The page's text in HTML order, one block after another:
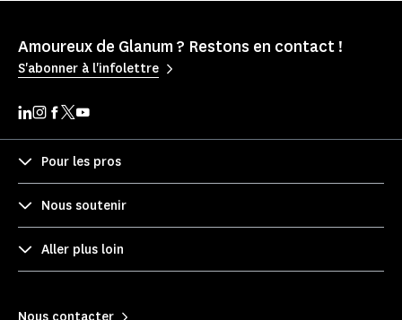
Amoureux de Glanum ? Restons en contact !
S'abonner à l'infolettre
Pour les pros
Nous soutenir
Aller plus loin
Nous contacter